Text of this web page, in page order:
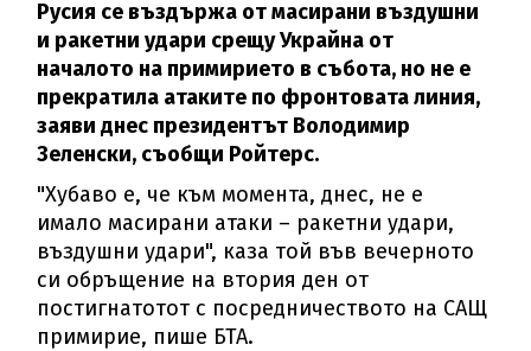
Русия се въздържа от масирани въздушни
и ракетни удари срещу Украйна от
началото на примирието в събота, но не е
прекратила атаките по фронтовата линия,
заяви днес президентът Володимир
Зеленски, съобщи Ройтерс.
"Хубаво е, че към момента, днес, не е
имало масирани атаки – ракетни удари,
въздушни удари", каза той във вечерното
си обръщение на втория ден от
постигнатотот с посредничеството на САЩ
примирие, пише БТА.